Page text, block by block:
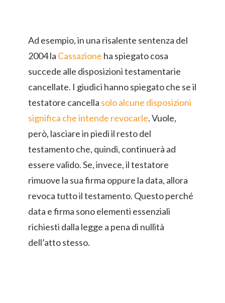
Ad esempio, in una risalente sentenza del
2004 la Cassazione ha spiegato cosa
succede alle disposizioni testamentarie
cancellate. I giudici hanno spiegato che se il
testatore cancella solo alcune disposizioni
significa che intende revocarle. Vuole,
però, lasciare in piedi il resto del
testamento che, quindi, continuerà ad
essere valido. Se, invece, il testatore
rimuove la sua firma oppure la data, allora
revoca tutto il testamento. Questo perché
data e firma sono elementi essenziali
richiesti dalla legge a pena di nullità
dell’atto stesso.